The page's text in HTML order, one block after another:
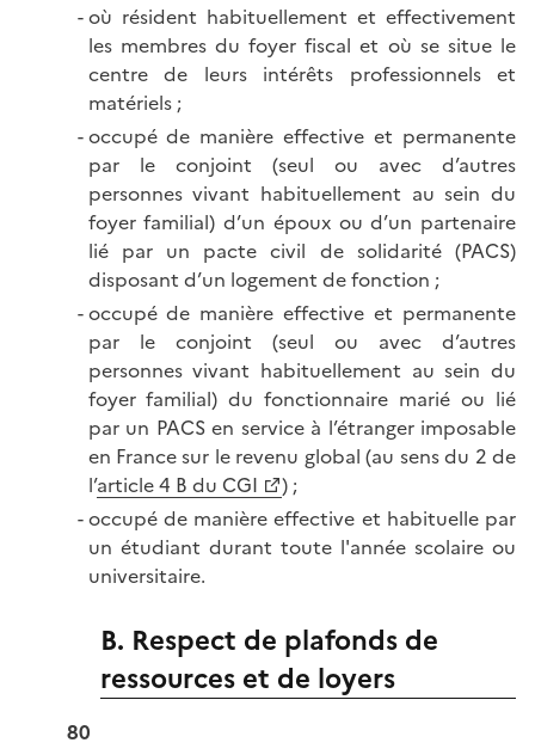
où résident habituellement et effectivement
les membres du foyer fiscal et où se situe le
centre de leurs intérêts professionnels et
matériels ;
occupé de manière effective et permanente
par le conjoint (seul ou avec d’autres
personnes vivant habituellement au sein du
foyer familial) d’un époux ou d’un partenaire
lié par un pacte civil de solidarité (PACS)
disposant d’un logement de fonction ;
occupé de manière effective et permanente
par le conjoint (seul ou avec d’autres
personnes vivant habituellement au sein du
foyer familial) du fonctionnaire marié ou lié
par un PACS en service à l’étranger imposable
en France sur le revenu global (au sens du 2 de
l’article 4 B du CGI
) ;
occupé de manière effective et habituelle par
un étudiant durant toute l'année scolaire ou
universitaire.
B. Respect de plafonds de
ressources et de loyers
80